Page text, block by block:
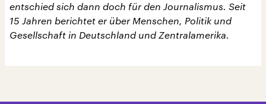
entschied sich dann doch für den Journalismus. Seit
15 Jahren berichtet er über Menschen, Politik und
Gesellschaft in Deutschland und Zentralamerika.